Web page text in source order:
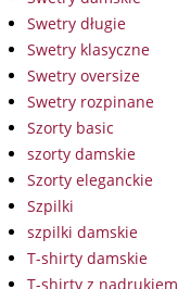
Swetry długie
Swetry klasyczne
Swetry oversize
Swetry rozpinane
Szorty basic
szorty damskie
Szorty eleganckie
Szpilki
szpilki damskie
T-shirty damskie
T-shirty z nadrukiem